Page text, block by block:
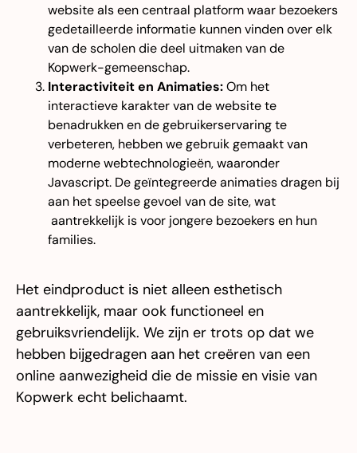
website als een centraal platform waar bezoekers
gedetailleerde informatie kunnen vinden over elk
van de scholen die deel uitmaken van de
Kopwerk-gemeenschap.
Interactiviteit en Animaties:Om het
interactieve karakter van de website te
benadrukken en de gebruikerservaring te
verbeteren, hebben we gebruik gemaakt van
moderne webtechnologieën, waaronder
Javascript. De geïntegreerde animaties dragen bij
aan het speelse gevoel van de site, wat
aantrekkelijk is voor jongere bezoekers en hun
families.
Het eindproduct is niet alleen esthetisch
aantrekkelijk, maar ook functioneel en
gebruiksvriendelijk. We zijn er trots op dat we
hebben bijgedragen aan het creëren van een
online aanwezigheid die de missie en visie van
Kopwerk echt belichaamt.